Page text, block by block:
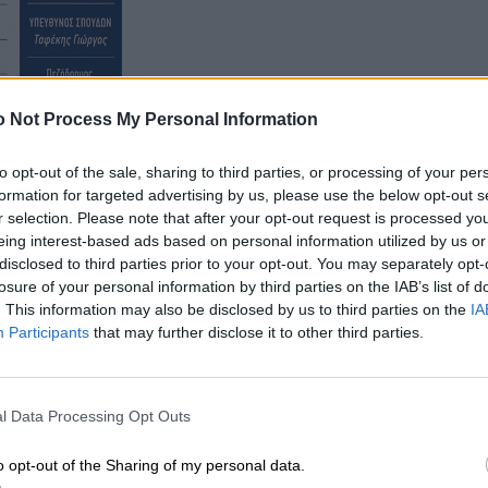
Not Process My Personal Information
opt-out of the sale, sharing to third parties, or processing of your
for targeted advertising by us, please use the below opt-out
selection. Please note that after your opt-out request is processed
interest-based ads based on personal information utilized by us
to third parties prior to your opt-out. You may separately
of your personal information by third parties on the IAB’s list of
This information may also be disclosed by us to third parties on the
Participants that may further disclose it to other third parties.
Data Processing Opt Outs
opt-out of the Sharing of my personal data.
(EWWR 2022) είχε ως θέμα τα “Βιώσιμα
ήταν εκτός από μαθητές και καθηγητές του
ο προϊστάμενος της Διεύθυνσης Β/θμιας